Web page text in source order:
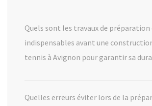
Quels sont les travaux de préparation
indispensables avant une
tennis à Avignon pour garantir sa
Quelles erreurs éviter lors de la